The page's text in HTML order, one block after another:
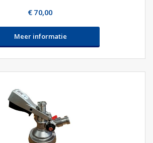
€ 70,00
Meer informatie